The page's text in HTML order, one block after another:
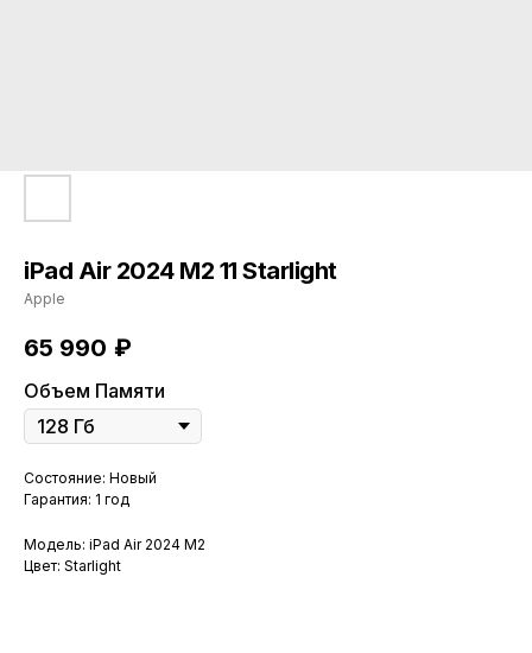
iPad Air 2024 M2 11 Starlight
Apple
65 990 ₽
Объем Памяти
Состояние: Новый
Гарантия: 1 год
Модель: iPad Air 2024 M2
Цвет: Starlight